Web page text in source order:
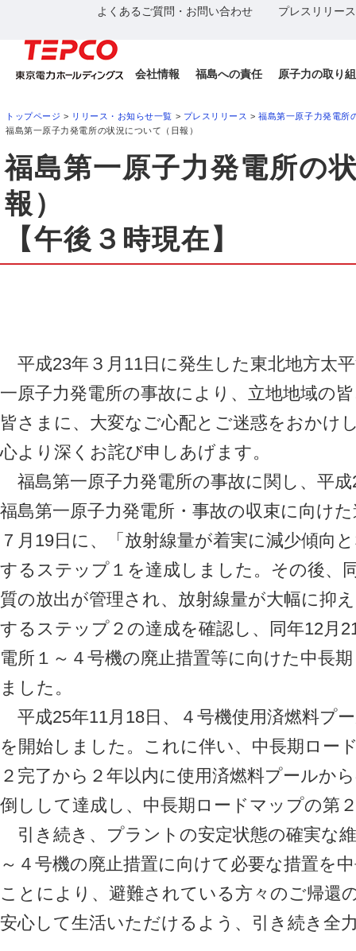
よくあるご質問・お問い合わせ プレスリリー
会社情報 福島への責任 原子力の取り
トップページ > リリース・お知らせ一覧 > プレスリリース >福島第一原子力発電所
福島第一原子力発電所の状況について（日報）
福島第一原子力発電所の
報）
【午後３時現在】
平成23年３月11日に発生した東北地方太
一原子力発電所の事故により、立地地域の
皆さまに、大変なご心配とご迷惑をおかけ
心より深くお詫び申しあげます。
福島第一原子力発電所の事故に関し、平
福島第一原子力発電所・事故の収束に向け
７月19日に、「放射線量が着実に減少傾向
するステップ１を達成しました。その後、
質の放出が管理され、放射線量が大幅に抑
するステップ２の達成を確認し、同年12月
電所１～４号機の廃止措置等に向けた中長
ました。
平成25年11月18日、４号機使用済燃料プ
を開始しました。これに伴い、中長期ロー
２完了から２年以内に使用済燃料プールか
倒しして達成し、中長期ロードマップの第
引き続き、プラントの安定状態の確実な
～４号機の廃止措置に向けて必要な措置を
ことにより、避難されている方々のご帰還
安心して生活いただけるよう、引き続き全